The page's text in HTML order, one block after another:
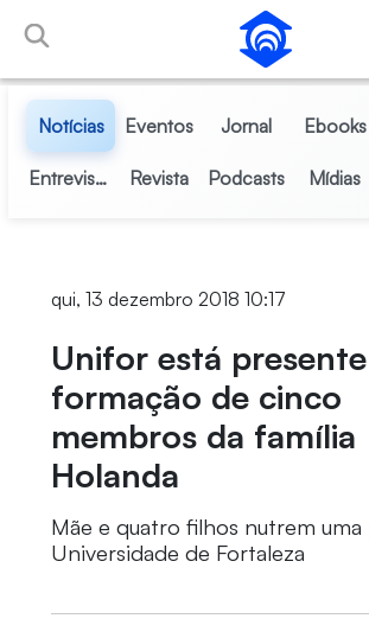
Pular para o Conteúdo principal
Notícias Eventos Jornal Ebooks
Entrevistas Revista Podcasts Mídias
qui, 13 dezembro 2018 10:17
Unifor está
formação de cinco
membros da família
Holanda
Mãe e quatro filhos nutrem uma
Universidade de Fortaleza